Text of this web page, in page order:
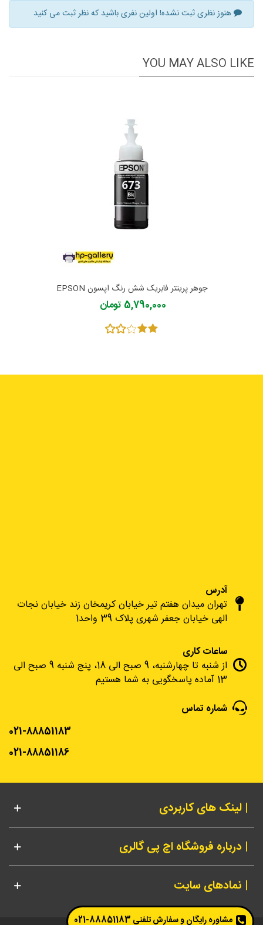
هنوز نظری ثبت نشده! اولین نفری باشید که نظر ثبت می کنید
YOU MAY ALSO LIKE
جوهر پرینتر فابریک شش رنگ اپسون EPSON
70cc
5,790,000 تومان
آدرس
تهران میدان هفتم تیر خیابان کریمخان زند خیابان نجات
الهی خیابان جعفر شهری پلاک 39 واحد1
ساعات کاری
از شنبه تا چهارشنبه، 9 صبح الی 18، پنج شنبه 9 صبح الی
13 آماده پاسخگویی به شما هستیم
شماره تماس
021-88851183
021-88851186
| لینک های کاربردی
| درباره فروشگاه اچ پی گالری
| نمادهای سایت
مشاوره رایگان و سفارش تلفنی 88851183-021